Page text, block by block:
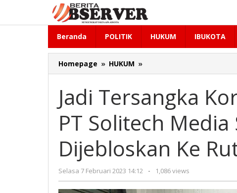
konten
Beranda POLITIK HUKUM IBUKOTA
Homepage » HUKUM »
Tersangka
BTS,
Komisaris
Solitech
Sinergy
IH
Dijebloskan
Rutan
Jadi Tersangka
PT Solitech Media
Dijebloskan Ke
Selasa 7 Februari 2023 14:12
oleh
Redaksi
- 1,086 views